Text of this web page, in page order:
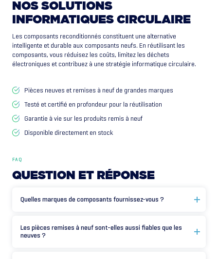
NOS SOLUTIONS
INFORMATIQUES CIRCULAIRE
Les composants reconditionnés constituent une alternative
intelligente et durable aux composants neufs. En réutilisant les
composants, vous réduisez les coûts, limitez les déchets
électroniques et contribuez à une stratégie informatique circulaire.
Pièces neuves et remises à neuf de grandes marques
Testé et certifié en profondeur pour la réutilisation
Garantie à vie sur les produits remis à neuf
Disponible directement en stock
FAQ
QUESTION ET RÉPONSE
Quelles marques de composants fournissez-vous ?
Les pièces remises à neuf sont-elles aussi fiables que les
neuves ?